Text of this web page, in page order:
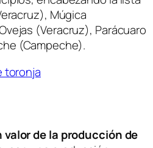
Múgica
(Veracruz), Parácuaro
(Campeche).
toronja
de la producción de